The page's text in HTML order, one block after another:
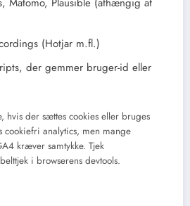
(Hotjar m.fl.)
der gemmer bruger-id eller
hvis der sættes cookies eller bruges
analytics, men mange
kræver samtykke. Tjek
i browserens devtools.